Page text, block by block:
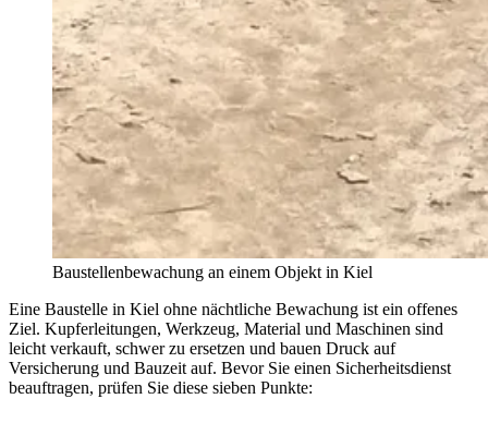
Baustellenbewachung an einem Objekt in Kiel
Eine Baustelle in Kiel ohne nächtliche Bewachung ist ein offenes
Ziel. Kupferleitungen, Werkzeug, Material und Maschinen sind
leicht verkauft, schwer zu ersetzen und bauen Druck auf
Versicherung und Bauzeit auf. Bevor Sie einen Sicherheitsdienst
beauftragen, prüfen Sie diese sieben Punkte: